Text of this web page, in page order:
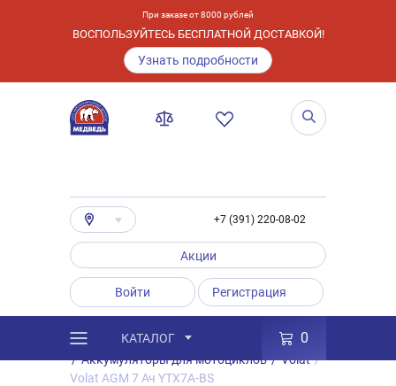
При заказе от 8000 рублей
ВОСПОЛЬЗУЙТЕСЬ БЕСПЛАТНОЙ ДОСТАВКОЙ!
Узнать подробности
+7 (391) 220-08-02
Акции
Войти Регистрация
КАТАЛОГ 0
Каталог / Товары
Аккумуляторы
/ Аккумуляторы для мотоциклов / Volat /
Volat AGM 7 Ач YTX7A-BS